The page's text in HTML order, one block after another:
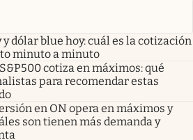
y dólar blue hoy: cuál es la cotización
minuto a minuto
cotiza en máximos: qué
para recomendar estas
en ON opera en máximos y
son tienen más demanda y